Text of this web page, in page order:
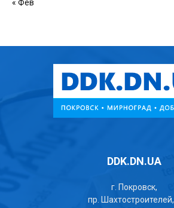
« Фев
DDK.DN.UA
г. Покровск,
пр. Шахтостроителей,